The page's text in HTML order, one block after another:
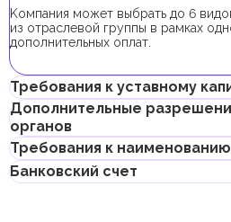
Kомпания может выбрать до 6
из отраслевой группы в рамках
дополнительных оплат.
Требования к уставному
Требование к минимальному
локальных компаний в Абу-Даби
Дополнительные
органов
Для регистрации компании с
деятельности получение
Требования к
Может содержать имя
Банковский счет